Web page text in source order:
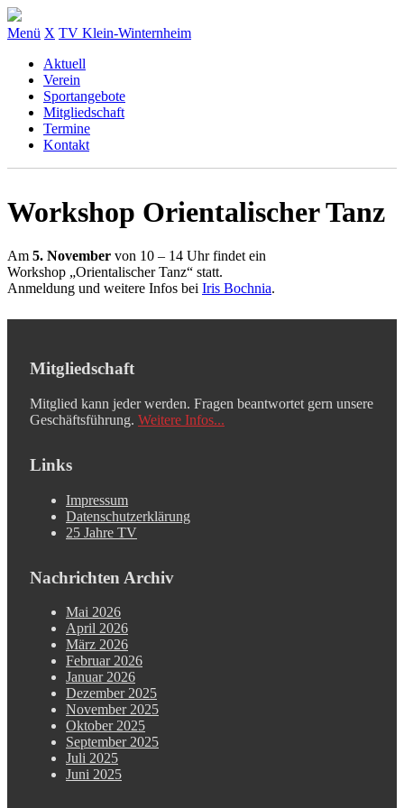
Menü X TV Klein-Winternheim
Aktuell
Verein
Sportangebote
Mitgliedschaft
Termine
Kontakt
Workshop Orientalischer Tanz
Am 5. November von 10 – 14 Uhr findet ein
Workshop „Orientalischer Tanz“ statt.
Anmeldung und weitere Infos bei Iris Bochnia.
Mitgliedschaft
Mitglied kann jeder werden. Fragen beantwortet gern unsere
Geschäftsführung. Weitere Infos...
Links
Impressum
Datenschutzerklärung
25 Jahre TV
Nachrichten Archiv
Mai 2026
April 2026
März 2026
Februar 2026
Januar 2026
Dezember 2025
November 2025
Oktober 2025
September 2025
Juli 2025
Juni 2025